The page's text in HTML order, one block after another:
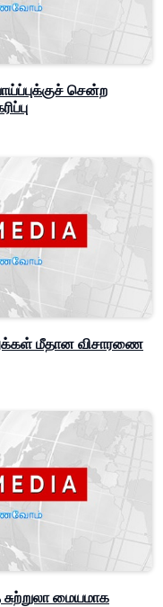
சென்ற
மீதான விசாரணை
மையமாக